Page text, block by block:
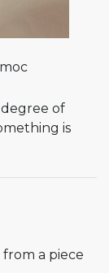
of
is
a piece